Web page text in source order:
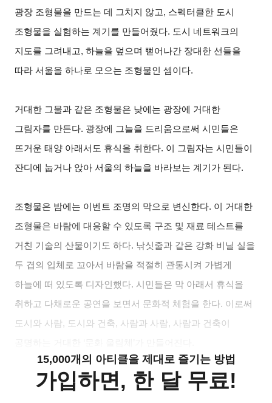
광장 조형물을 만드는 데 그치지 않고, 스펙터클한 도시
조형물을 실험하는 계기를 만들어줬다. 도시 네트워크의
지도를 그려내고, 하늘을 덮으며 뻗어나간 장대한 선들을
따라 서울을 하나로 모으는 조형물인 셈이다.
거대한 그물과 같은 조형물은 낮에는 광장에 거대한
그림자를 만든다. 광장에 그늘을 드리움으로써 시민들은
뜨거운 태양 아래서도 휴식을 취한다. 이 그림자는 시민들이
잔디에 눕거나 앉아 서울의 하늘을 바라보는 계기가 된다.
조형물은 밤에는 이벤트 조명의 막으로 변신한다. 이 거대한
조형물은 바람에 대응할 수 있도록 구조 및 재료 테스트를
거친 기술의 산물이기도 하다. 낚싯줄과 같은 강화 비닐 실을
두 겹의 입체로 꼬아서 바람을 적절히 관통시켜 가볍게
하늘에 떠 있도록 디자인했다. 시민들은 막 아래서 휴식을
취하고 다채로운 공연을 보면서 문화적 체험을 한다. 이로써
도시와 사람, 도시와 건축, 사람과 사람, 사람과 건축이
15,000개의 아티클을 제대로 즐기는 방법
가입하면, 한 달 무료!